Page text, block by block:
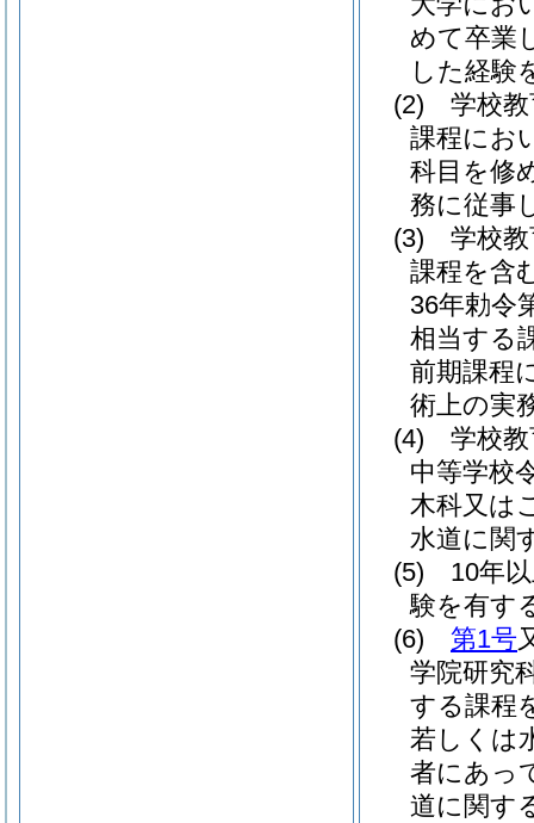
めて卒業
した経験
(2)
学校
課程にお
科目を修
務に従事
(3)
学校
課程を含
36年勅令
相当する
前期課程
術上の実
(4)
学校
中等学校
木科又は
水道に関
(5)
10年
験を有す
(6)
第1号
学院研究
する課程
若しくは
者にあっ
道に関す